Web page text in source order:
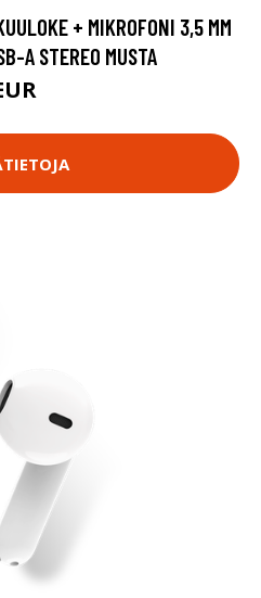
+ MIKROFONI 3,5 MM
A STEREO MUSTA